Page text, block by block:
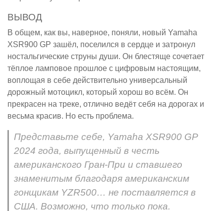
ВЫВОД
В общем, как вы, наверное, поняли, новый Yamaha
XSR900 GP зашёл, поселился в сердце и затронул
ностальгические струны души. Он блестяще сочетает
тёплое ламповое прошлое с цифровым настоящим,
воплощая в себе действительно универсальный
дорожный мотоцикл, который хорош во всём. Он
прекрасен на треке, отлично ведёт себя на дорогах и
весьма красив. Но есть проблема.
Представьте себе, Yamaha XSR900 GP
2024 года, выпущенный в честь
американского Гран-При и ставшего
знаменитым благодаря американским
гонщикам YZR500… не поставляется в
США. Возможно, что только пока.